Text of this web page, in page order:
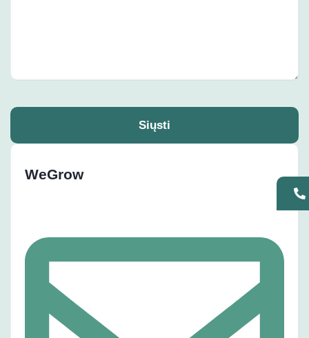
Siųsti
WeGrow